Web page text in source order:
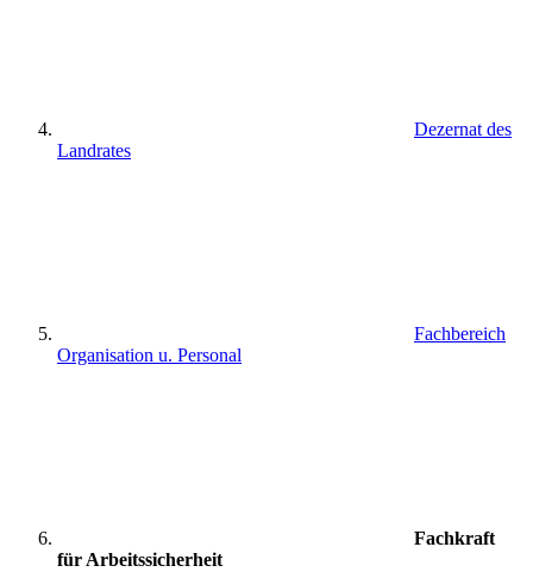
Dezernat des
Landrates
Fachbereich
Organisation u. Personal
Fachkraft
für Arbeitssicherheit